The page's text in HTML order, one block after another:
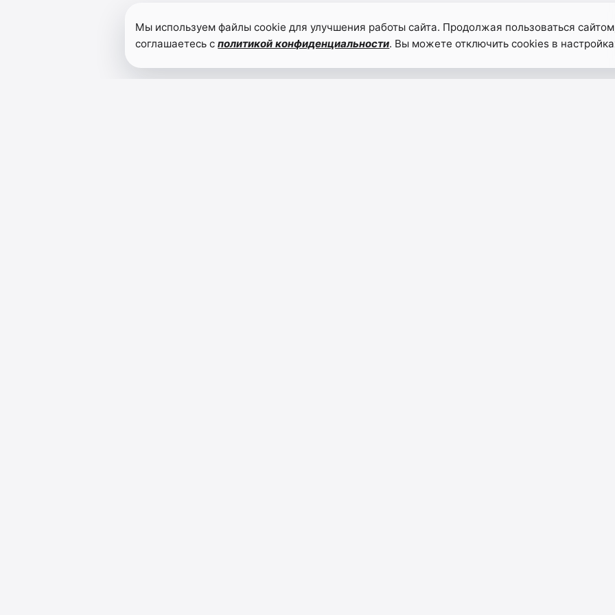
Мы используем файлы cookie для улучшения работы сайта. Продолжая пользоваться
соглашаетесь сполитикой конфиденциальности. Вы можете отключить cookies в